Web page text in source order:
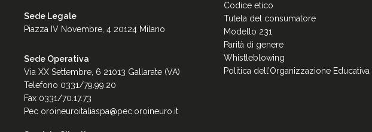
Sede Legale
Piazza IV Novembre, 4 20124 Milano
Sede Operativa
Via XX Settembre, 6 21013 Gallarate (VA)
Telefono 0331/79.99.20
Fax 0331/70.17.73
Pec oroineuroitaliaspa@pec.oroineuro.it
Codice etico
Tutela del consumatore
Modello 231
Parità di genere
Whistleblowing
Politica dell’Organizzazione Educativa